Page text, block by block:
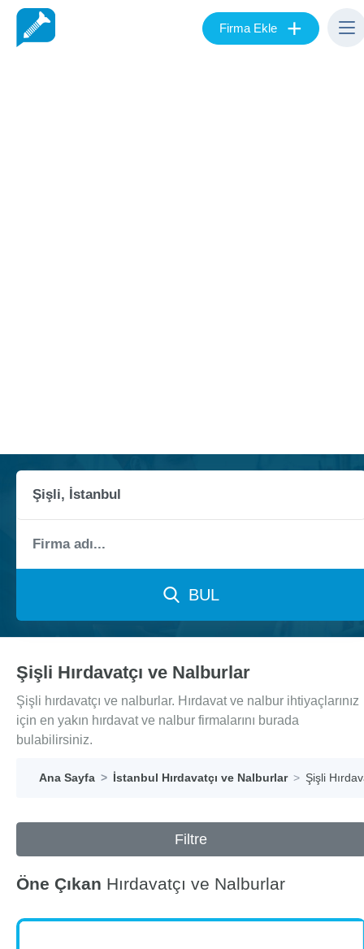
Firma Ekle +
BUL
Şişli Hırdavatçı ve Nalburlar
Şişli hırdavatçı ve nalburlar. Hırdavat ve nalbur ihtiyaçlarınız
için en yakın hırdavat ve nalbur firmalarını burada
bulabilirsiniz.
Ana Sayfa İstanbul Hırdavatçı ve Nalburlar Şişli
Filtre
Öne Çıkan Hırdavatçı ve Nalburlar